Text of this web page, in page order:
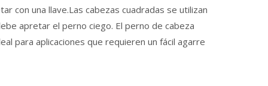
con una llave.Las cabezas cuadradas se utilizan
apretar el perno ciego. El perno de cabeza
para aplicaciones que requieren un fácil agarre